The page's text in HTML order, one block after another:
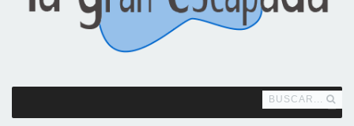
MENU
BUSCAR...